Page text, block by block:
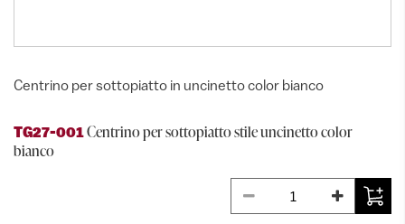
Centrino per sottopiatto in uncinetto color bianco
TG27-001Centrino per sottopiatto stile uncinetto color
bianco